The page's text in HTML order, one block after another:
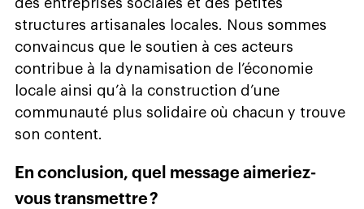
des entreprises sociales et des petites
structures artisanales locales. Nous sommes
convaincus que le soutien à ces acteurs
contribue à la dynamisation de l’économie
locale ainsi qu’à la construction d’une
communauté plus solidaire où chacun y trouve
son content.
En conclusion, quel message aimeriez-
vous transmettre ?